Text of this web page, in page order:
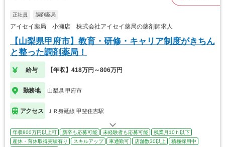
正社員 調剤薬局
アイセイ薬局 小瀬店 株式会社アイセイ薬局の薬剤師求人
【山梨県甲府市】教育・研修・キャリア制度がきちん
と整った調剤薬局！
給与 【年収】418万円～806万円
勤務地 山梨県 甲府市
アクセス ＪＲ身延線 甲斐住吉駅
年収800万円以上可 新卒も応募可能 未経験者も応募可能
残業月10ｈ以下
産休・育休取得実績有り
スキルアップ 車通勤可 店舗数30以上
積極採用中